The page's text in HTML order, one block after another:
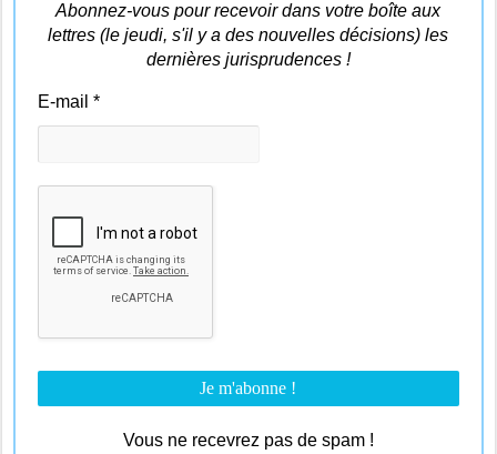
Abonnez-vous pour recevoir dans votre boîte aux
lettres (le jeudi, s'il y a des nouvelles décisions) les
dernières jurisprudences !
E-mail*
Vous ne recevrez pas de spam !